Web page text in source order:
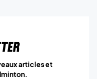
articles et